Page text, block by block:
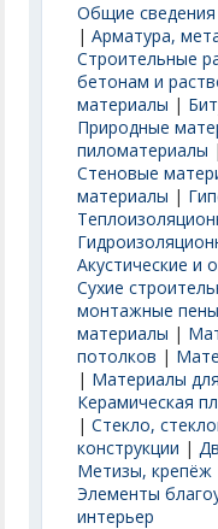
Общие
|Арматура,
Строительные
бетонам и
материалы |
Природные
пиломатериалы |
Стеновые
материалы |
Акустические и
Сухие
монтажные пены
материалы |
потолков |
| Материалы
Керамическая
|Стекло,
конструкции |
Метизы, крепёж
Элементы
интерьер